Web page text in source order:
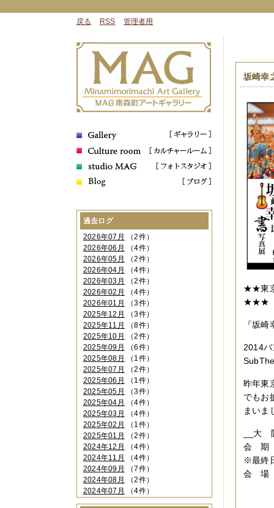
戻る RSS 管理者用
坂崎幸
★★東京
★★★
『坂
2014バ
昨年東
でもお
まいま
__大
会 期
※最終
会 場
過去ログ
2026年07月
（2件）
2026年06月
（4件）
2026年05月
（2件）
2026年04月
（4件）
2026年03月
（2件）
2026年02月
（4件）
2026年01月
（3件）
2025年12月
（3件）
2025年11月
（8件）
2025年10月
（2件）
2025年09月
（6件）
2025年08月
（1件）
2025年07月
（2件）
2025年06月
（1件）
2025年05月
（3件）
2025年04月
（4件）
2025年03月
（4件）
2025年02月
（1件）
2025年01月
（2件）
2024年12月
（4件）
2024年11月
（4件）
2024年09月
（7件）
2024年08月
（2件）
2024年07月
（4件）
2024年06月（4件）